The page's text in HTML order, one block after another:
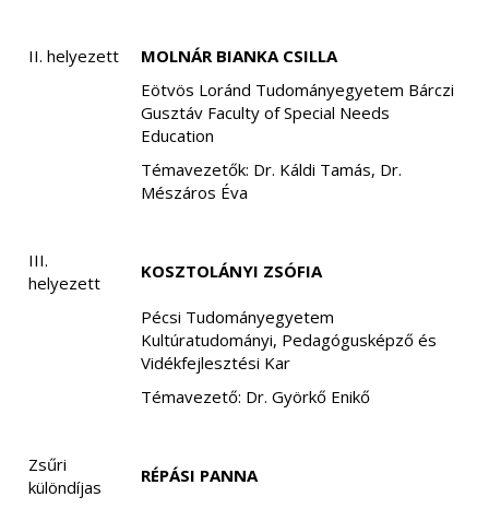
II. helyezett
MOLNÁR BIANKA CSILLA
Eötvös Loránd Tudományegyetem Bárczi
Gusztáv Faculty of Special Needs
Education
Témavezetők: Dr. Káldi Tamás, Dr.
Mészáros Éva
III.
helyezett
KOSZTOLÁNYI ZSÓFIA
Pécsi Tudományegyetem
Kultúratudományi, Pedagógusképző és
Vidékfejlesztési Kar
Témavezető: Dr. Györkő Enikő
Zsűri
különdíjas
RÉPÁSI PANNA